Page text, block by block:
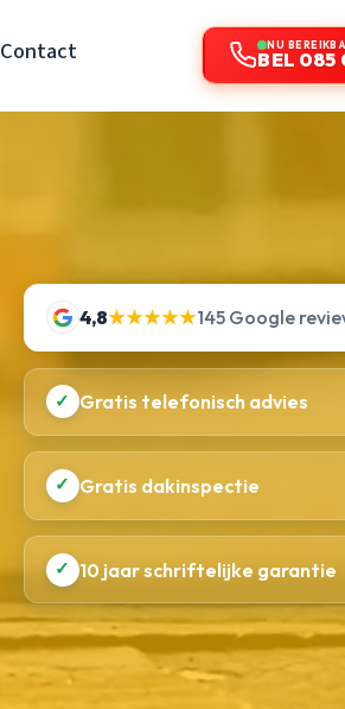
Contact NU
BEL 085
4,8★★★★★145 Google
✓ Gratis telefonisch advies
✓ Gratis dakinspectie
✓ 10 jaar schriftelijke garantie